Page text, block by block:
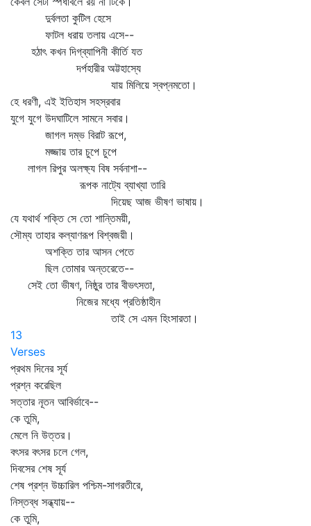
দুর্বলতা কুটিল হেসে
ফাটল ধরায় তলায় এসে--
হঠাৎ কখন দিগ্‌ব্যাপিনী কীর্তি যত
দর্পহারীর অট্টহাস্যে
যায় মিলিয়ে স্বপ্নমতো।
হে ধরণী, এই ইতিহাস সহস্রবার
যুগে যুগে উদঘাটিলে সামনে সবার।
জাগল দম্ভ বিরাট রূপে,
মজ্জায় তার চুপে চুপে
লাগল রিপুর অলক্ষ্য বিষ সর্বনাশা--
রূপক নাট্যে ব্যাখ্যা তারি
দিয়েছ আজ ভীষণ ভাষায়।
যে যথার্থ শক্তি সে তো শান্তিময়ী,
সৌম্য তাহার কল্যাণরূপ বিশ্বজয়ী।
অশক্তি তার আসন পেতে
ছিল তোমার অন্তরেতে--
সেই তো ভীষণ, নিষ্ঠুর তার বীভৎসতা,
নিজের মধ্যে প্রতিষ্ঠাহীন
তাই সে এমন হিংসারতা।
13
Verses
প্রথম দিনের সূর্য
প্রশ্ন করেছিল
সত্তার নূতন আবির্ভাবে--
কে তুমি,
মেলে নি উত্তর।
বৎসর বৎসর চলে গেল,
দিবসের শেষ সূর্য
শেষ প্রশ্ন উচ্চারিল পশ্চিম-সাগরতীরে,
নিস্তব্ধ সন্ধ্যায়--
কে তুমি,